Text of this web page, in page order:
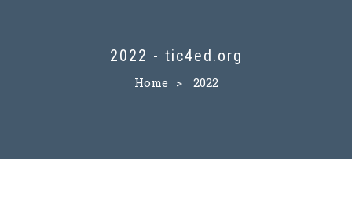
2022 - tic4ed.org
Home > 2022